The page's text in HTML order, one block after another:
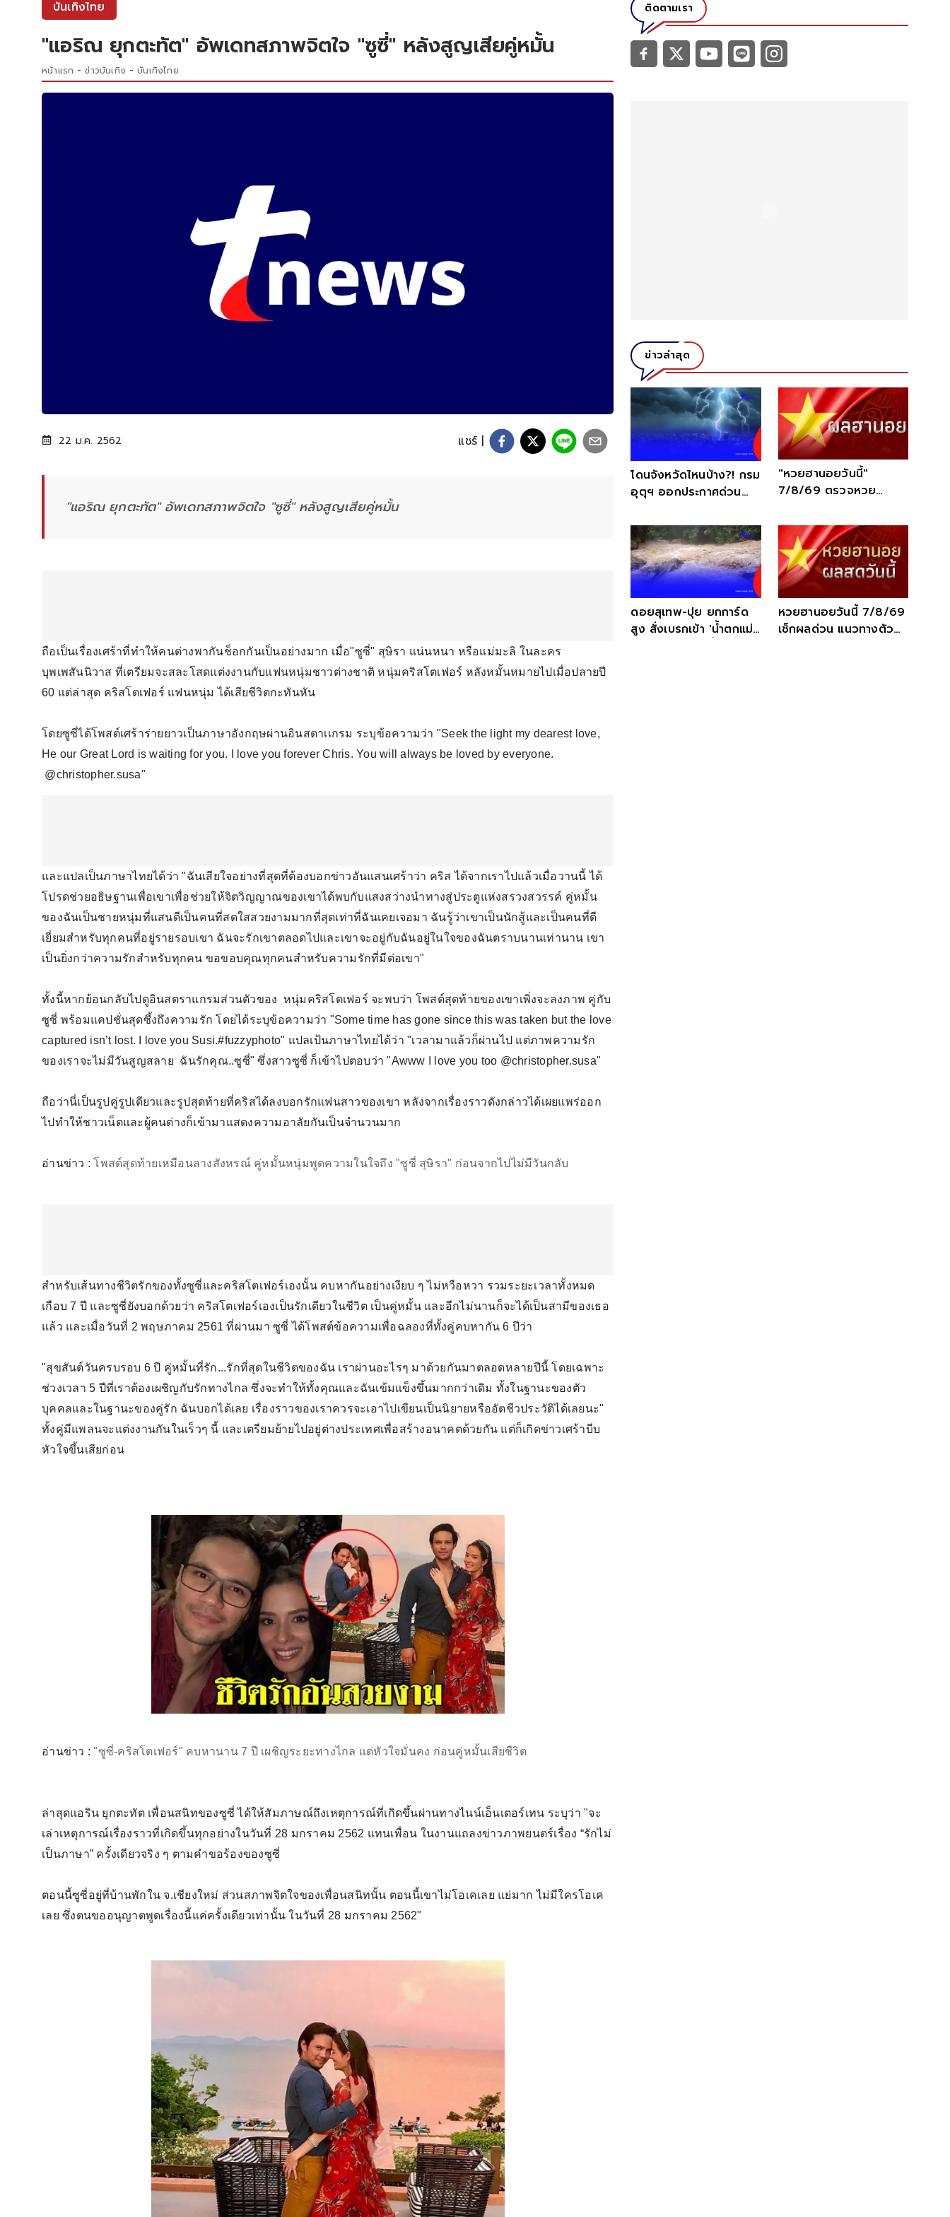
บันเทิงไทย
"แอริณ ยุกตะทัต" อัพเดทสภาพจิตใจ "ซูซี่" หลังสูญเสียคู่หมั้น
หน้าแรก ข่าวบันเทิง บันเทิงไทย
22 ม.ค. 2562 แชร์ |
"แอริณ ยุกตะทัต" อัพเดทสภาพจิตใจ "ซูซี่" หลังสูญเสียคู่หมั้น
ถือเป็นเรื่องเศร้าที่ทำให้คนต่างพากันช็อกกันเป็นอย่างมาก เมื่อ"ซูซี่" สุษิรา แน่นหนา หรือแม่มะลิ ในละคร
บุพเพสันนิวาส ที่เตรียมจะสละโสดแต่งงานกับแฟนหนุ่มชาวต่างชาติ หนุ่มคริสโตเฟอร์ หลังหมั้นหมายไปเมื่อปลายปี
60 แต่ล่าสุด คริสโตเฟอร์ แฟนหนุ่ม ได้เสียชีวิตกะทันหัน
โดยซูซี่ได้โพสต์เศร้าร่ายยาวเป็นภาษาอังกฤษผ่านอินสตาเเกรม ระบุข้อความว่า "Seek the light my dearest love,
He our Great Lord is waiting for you. I love you forever Chris. You will always be loved by everyone.
@christopher.susa"
และแปลเป็นภาษาไทยได้ว่า "ฉันเสียใจอย่างที่สุดที่ต้องบอกข่าวอันแสนเศร้าว่า คริส ได้จากเราไปแล้วเมื่อวานนี้ ได้
โปรดช่วยอธิษฐานเพื่อเขาเพื่อช่วยให้จิตวิญญาณของเขาได้พบกับแสงสว่างนำทางสู่ประตูแห่งสรวงสวรรค์ คู่หมั้น
ของฉันเป็นชายหนุ่มที่แสนดีเป็นคนที่สดใสสวยงามมากที่สุดเท่าที่ฉันเคยเจอมา ฉันรู้ว่าเขาเป็นนักสู้และเป็นคนที่ดี
เยี่ยมสำหรับทุกคนที่อยู่รายรอบเขา ฉันจะรักเขาตลอดไปและเขาจะอยู่กับฉันอยู่ในใจของฉันตราบนานเท่านาน เขา
เป็นยิ่งกว่าความรักสำหรับทุกคน ขอขอบคุณทุกคนสำหรับความรักที่มีต่อเขา"
ทั้งนี้หากย้อนกลับไปดูอินสตราแกรมส่วนตัวของ หนุ่มคริสโตเฟอร์ จะพบว่า โพสต์สุดท้ายของเขาเพิ่งจะลงภาพ คู่กับ
ซูซี่ พร้อมแคปชั่นสุดซึ้งถึงความรัก โดยได้ระบุข้อความว่า "Some time has gone since this was taken but the love
captured isn’t lost. I love you Susi.#fuzzyphoto" แปลเป้นภาษาไทยได้ว่า "เวลามาแล้วก็ผ่านไป แต่ภาพความรัก
ของเราจะไม่มีวันสูญสลาย ฉันรักคุณ..ซูซี่" ซึ่งสาวซูซี่ ก็เข้าไปตอบว่า "Awww I love you too @christopher.susa"
ถือว่านี่เป็นรูปคู่รูปเดียวและรูปสุดท้ายที่คริสได้ลงบอกรักแฟนสาวของเขา หลังจากเรื่องราวดังกล่าวได้เผยแพร่ออก
ไปทำให้ชาวเน็ตและผู้คนต่างก็เข้ามาแสดงความอาลัยกันเป็นจำนวนมาก
อ่านข่าว : โพสต์สุดท้ายเหมือนลางสังหรณ์ คู่หมั้นหนุ่มพูดความในใจถึง "ซูซี่ สุษิรา" ก่อนจากไปไม่มีวันกลับ
สำหรับเส้นทางชีวิตรักของทั้งซูซี่และคริสโตเฟอร์เองนั้น คบหากันอย่างเงียบ ๆ ไม่หวือหวา รวมระยะเวลาทั้งหมด
เกือบ 7 ปี และซูซี่ยังบอกด้วยว่า คริสโตเฟอร์เองเป็นรักเดียวในชีวิต เป็นคู่หมั้น และอีกไม่นานก็จะได้เป็นสามีของเธอ
แล้ว และเมื่อวันที่ 2 พฤษภาคม 2561 ที่ผ่านมา ซูซี่ ได้โพสต์ข้อความเพื่อฉลองที่ทั้งคู่คบหากัน 6 ปีว่า
"สุขสันต์วันครบรอบ 6 ปี คู่หมั้นที่รัก...รักที่สุดในชีวิตของฉัน เราผ่านอะไรๆ มาด้วยกันมาตลอดหลายปีนี้ โดยเฉพาะ
ช่วงเวลา 5 ปีที่เราต้องเผชิญกับรักทางไกล ซึ่งจะทำให้ทั้งคุณและฉันเข้มแข็งขึ้นมากกว่าเดิม ทั้งในฐานะของตัว
บุคคลและในฐานะของคู่รัก ฉันบอกได้เลย เรื่องราวของเราควรจะเอาไปเขียนเป็นนิยายหรืออัตชีวประวัติได้เลยนะ"
ทั้งคู่มีแพลนจะแต่งงานกันในเร็วๆ นี้ และเตรียมย้ายไปอยู่ต่างประเทศเพื่อสร้างอนาคตด้วยกัน แต่ก็เกิดข่าวเศร้าบีบ
หัวใจขึ้นเสียก่อน
อ่านข่าว :"ซูซี่-คริสโตเฟอร์" คบหานาน 7 ปี เผชิญระยะทางไกล แต่หัวใจมั่นคง ก่อนคู่หมั้นเสียชีวิต
ล่าสุดแอริน ยุกตะทัต เพื่อนสนิทของซูซี่ ได้ให้สัมภาษณ์ถึงเหตุการณ์ที่เกิดขึ้นผ่านทางไนน์เอ็นเตอร์เทน ระบุว่า "จะ
เล่าเหตุการณ์เรื่องราวที่เกิดขึ้นทุกอย่างในวันที่ 28 มกราคม 2562 แทนเพื่อน ในงานแถลงข่าวภาพยนตร์เรื่อง “รักไม่
เป็นภาษา” ครั้งเดียวจริง ๆ ตามคำขอร้องของซูซี่
ตอนนี้ซูซี่อยู่ที่บ้านพักใน จ.เชียงใหม่ ส่วนสภาพจิตใจของเพื่อนสนิทนั้น ตอนนี้เขาไม่โอเคเลย แย่มาก ไม่มีใครโอเค
เลย ซึ่งตนขออนุญาตพูดเรื่องนี้แค่ครั้งเดียวเท่านั้น ในวันที่ 28 มกราคม 2562"
ติดตามเรา
ข่าวล่าสุด
โดนจังหวัดไหนบ้าง?! กรม
อุตุฯ ออกประกาศด่วน
ตกหนัก
"หวยฮานอยวันนี้"
7/8/69 ตรวจหวย
สดที่นี่
ดอยสุเทพ-ปุย ยกการ์ด
สูง สั่งเบรกเข้า 'น้ำตกแม่
หวยฮานอยวันนี้ 7/8/69
เช็กผลด่วน แนวทางตัว